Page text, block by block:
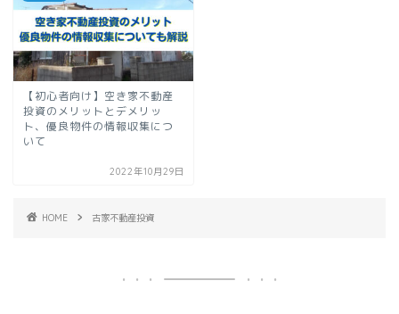
【初心者向け】空き家不動産
投資のメリットとデメリッ
ト、優良物件の情報収集につ
いて
2022年10月29日
HOME 古家不動産投資